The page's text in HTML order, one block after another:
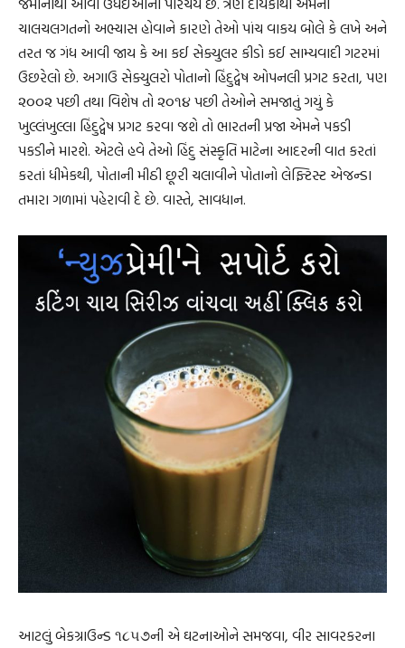
ચાલચલગતનો અભ્યાસ હોવાને કારણે તેઓ પાંચ વાકય બોલે કે લખે અને
તરત જ ગંધ આવી જાય કે આ કઈ સેક્યુલર કીડો કઈ સામ્યવાદી ગટરમાં
ઉછરેલો છે. અગાઉ સેક્યુલરો પોતાનો હિંદુદ્વેષ ઓપનલી પ્રગટ કરતા, પણ
૨૦૦૨ પછી તથા વિશેષ તો ૨૦૧૪ પછી તેઓને સમજાતું ગયું કે
ખુલ્લંખુલ્લા હિંદુદ્વેષ પ્રગટ કરવા જશે તો ભારતની પ્રજા એમને પકડી
પકડીને મારશે. એટલે હવે તેઓ હિંદુ સંસ્કૃતિ માટેના આદરની વાત કરતાં
કરતાં ધીમેકથી, પોતાની મીઠી છૂરી ચલાવીને પોતાનો લેફ્ટિસ્ટ એજન્ડા
તમારા ગળામાં પહેરાવી દે છે. વાસ્તે, સાવધાન.
આટલું બેકગ્રાઉન્ડ ૧૮૫૭ની એ ઘટનાઓને સમજવા, વીર સાવરકરના